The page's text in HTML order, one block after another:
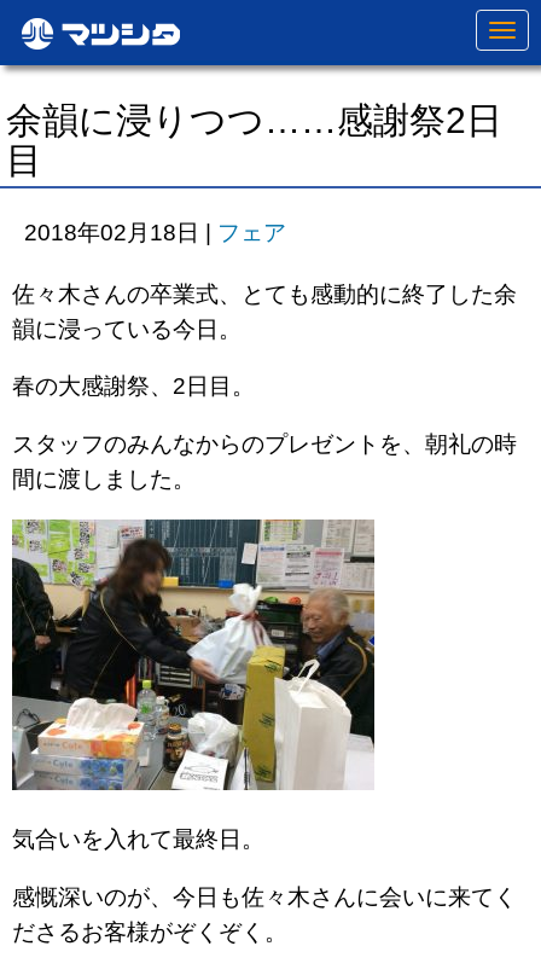
N
a
v
o
余韻に浸りつつ……感謝祭2日
目
2018年02月18日 | フェア
佐々木さんの卒業式、とても感動的に終了した余
韻に浸っている今日。
春の大感謝祭、2日目。
スタッフのみんなからのプレゼントを、朝礼の時
間に渡しました。
気合いを入れて最終日。
感慨深いのが、今日も佐々木さんに会いに来てく
ださるお客様がぞくぞく。